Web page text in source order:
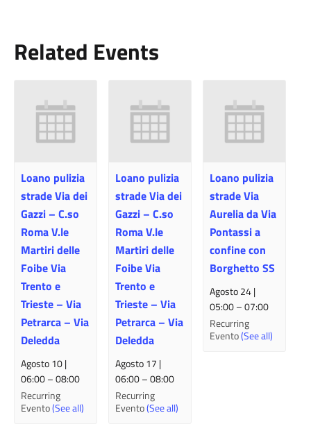
Related Events
Loano pulizia
strade Via dei
Gazzi – C.so
Roma V.le
Martiri delle
Foibe Via
Trento e
Trieste – Via
Petrarca – Via
Deledda
Agosto 10 |
06:00–08:00
Recurring
Evento(See all)
Loano pulizia
strade Via dei
Gazzi – C.so
Roma V.le
Martiri delle
Foibe Via
Trento e
Trieste – Via
Petrarca – Via
Deledda
Agosto 17 |
06:00–08:00
Recurring
Evento(See all)
Loano pulizia
strade Via
Aurelia da Via
Pontassi a
confine con
Borghetto SS
Agosto 24 |
05:00–07:00
Recurring
Evento(See all)